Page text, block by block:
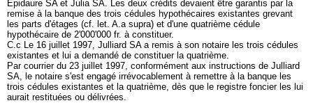
Epidaure SA et Julia SA. Les deux crédits devaient être garantis par la
remise à la banque des trois cédules hypothécaires existantes grevant
les parts d'étages (cf. let. A.a supra) et d'une quatrième cédule
hypothécaire de 2'000'000 fr. à constituer.
C.c Le 16 juillet 1997, Julliard SA a remis à son notaire les trois cédules
existantes et lui a demandé de constituer la quatrième.
Par courrier du 23 juillet 1997, conformément aux instructions de Julliard
SA, le notaire s'est engagé irrévocablement à remettre à la banque les
trois cédules existantes et la quatrième, dès que le registre foncier les lui
aurait restituées ou délivrées.